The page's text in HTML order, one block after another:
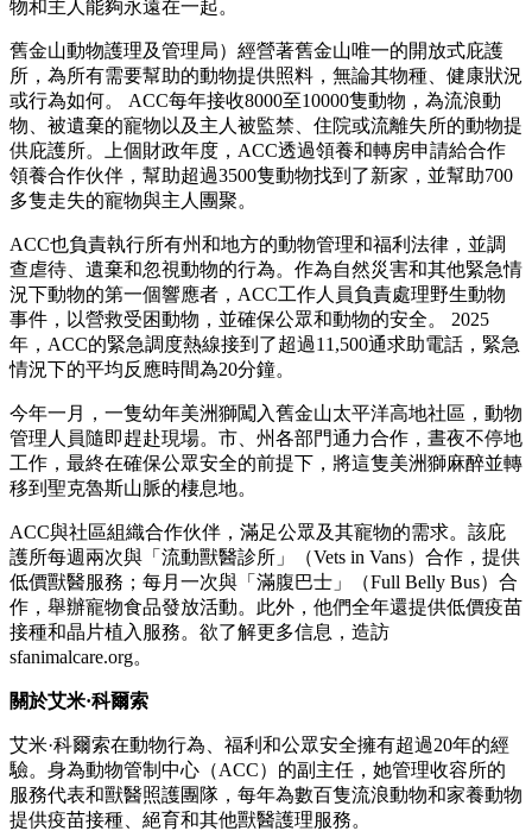
物和主人能夠永遠在一起。
舊金山動物護理及管理局）經營著舊金山唯一的開放式庇護
所，為所有需要幫助的動物提供照料，無論其物種、健康狀況
或行為如何。 ACC每年接收8000至10000隻動物，為流浪動
物、被遺棄的寵物以及主人被監禁、住院或流離失所的動物提
供庇護所。上個財政年度，ACC透過領養和轉房申請給合作
領養合作伙伴，幫助超過3500隻動物找到了新家，並幫助700
多隻走失的寵物與主人團聚。
ACC也負責執行所有州和地方的動物管理和福利法律，並調
查虐待、遺棄和忽視動物的行為。作為自然災害和其他緊急情
況下動物的第一個響應者，ACC工作人員負責處理野生動物
事件，以營救受困動物，並確保公眾和動物的安全。 2025
年，ACC的緊急調度熱線接到了超過11,500通求助電話，緊急
情況下的平均反應時間為20分鐘。
今年一月，一隻幼年美洲獅闖入舊金山太平洋高地社區，動物
管理人員隨即趕赴現場。市、州各部門通力合作，晝夜不停地
工作，最終在確保公眾安全的前提下，將這隻美洲獅麻醉並轉
移到聖克魯斯山脈的棲息地。
ACC與社區組織合作伙伴，滿足公眾及其寵物的需求。該庇
護所每週兩次與「流動獸醫診所」（Vets in Vans）合作，提供
低價獸醫服務；每月一次與「滿腹巴士」（Full Belly Bus）合
作，舉辦寵物食品發放活動。此外，他們全年還提供低價疫苗
接種和晶片植入服務。欲了解更多信息，造訪
sfanimalcare.org。
關於艾米·科爾索
艾米·科爾索在動物行為、福利和公眾安全擁有超過20年的經
驗。身為動物管制中心（ACC）的副主任，她管理收容所的
服務代表和獸醫照護團隊，每年為數百隻流浪動物和家養動物
提供疫苗接種、絕育和其他獸醫護理服務。